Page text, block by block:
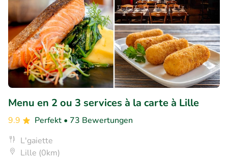
Menu en 2 ou 3 services à la carte à Lille
9.9 Perfekt • 73 Bewertungen
L'gaiette
Lille (0km)